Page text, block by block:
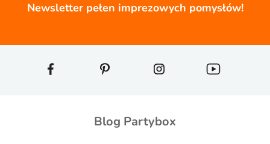
Newsletter pełen imprezowych pomysłów!
Blog Partybox